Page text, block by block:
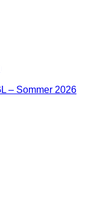
– Sommer 2026